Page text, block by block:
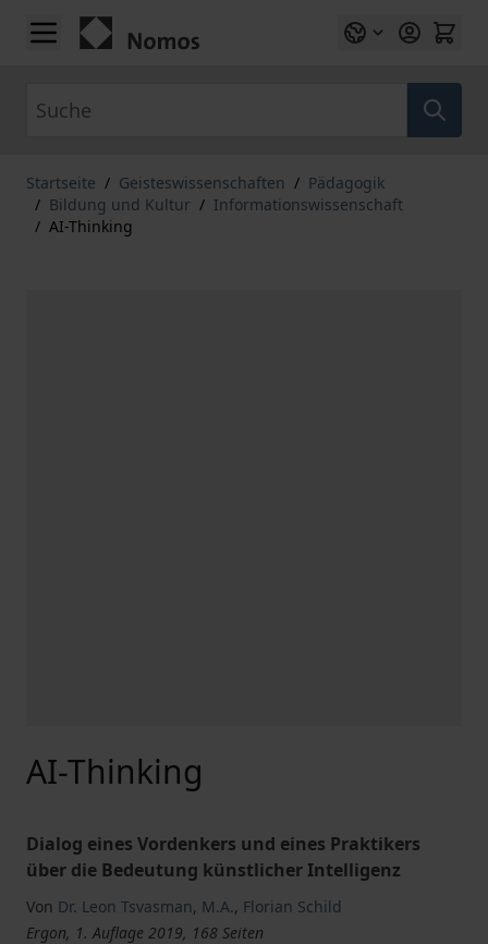
Zum Inhalt springen
Startseite / Geisteswissenschaften / Pädagogik
/ Bildung und Kultur / Informationswissenschaft
/ AI-Thinking
AI-Thinking
Dialog eines Vordenkers und eines Praktikers
über die Bedeutung künstlicher Intelligenz
Von Dr. Leon Tsvasman, M.A., Florian Schild
Ergon, 1. Auflage 2019, 168 Seiten